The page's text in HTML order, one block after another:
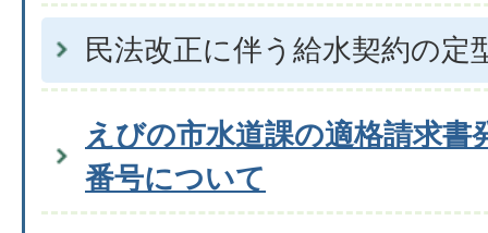
民法改正に伴う給水契約の定
えびの市水道課の適格請求書
番号について